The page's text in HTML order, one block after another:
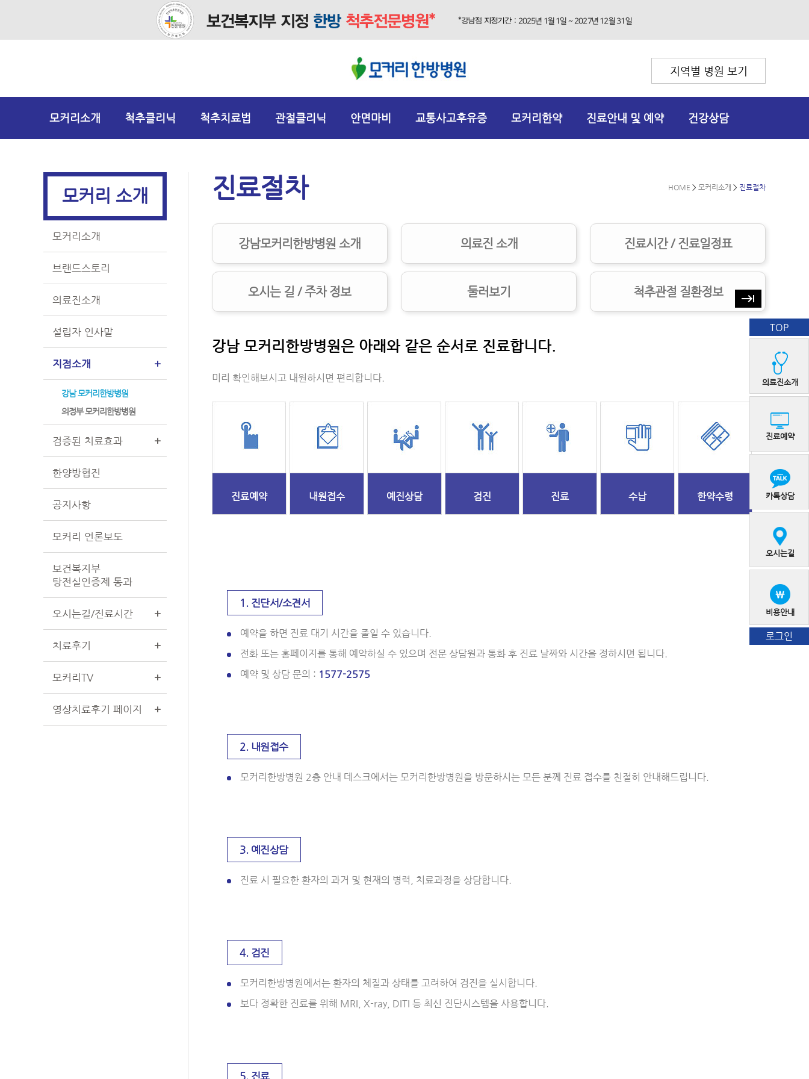
지역별 병원 보기
모커리소개 척추클리닉 척추치료법 관절클리닉 안면마비 교통사고후유증 모커리한약 진료안내 및 예약 건강상담
keyboard_tab
TOP
의료진소개
진료예약
카톡상담
오시는길
비용안내
로그인
모커리 소개
모커리소개
브랜드스토리
의료진소개
설립자 인사말
지점소개 +
강남 모커리한방병원
의정부 모커리한방병원
검증된 치료효과 +
한양방협진
공지사항
모커리 언론보도
보건복지부
탕전실인증제 통과
오시는길/진료시간 +
치료후기 +
모커리TV +
영상치료후기 페이지 +
진료절차 HOME > 모커리소개 > 진료절차
강남모커리한방병원 소개 의료진 소개 진료시간 / 진료일정표
오시는 길 / 주차 정보 둘러보기 척추관절 질환정보
강남 모커리한방병원은 아래와 같은 순서로 진료합니다.
미리 확인해보시고 내원하시면 편리합니다.
진료예약 내원접수 예진상담 검진 진료 수납 한약수령
1. 진단서/소견서
예약을 하면 진료 대기 시간을 줄일 수 있습니다.
전화 또는 홈페이지를 통해 예약하실 수 있으며 전문 상담원과 통화 후 진료 날짜와 시간을 정하시면 됩니다.
예약 및 상담 문의 : 1577-2575
2. 내원접수
모커리한방병원 2층 안내 데스크에서는 모커리한방병원을 방문하시는 모든 분께 진료 접수를 친절히 안내해드립니다.
3. 예진상담
진료 시 필요한 환자의 과거 및 현재의 병력, 치료과정을 상담합니다.
4. 검진
모커리한방병원에서는 환자의 체질과 상태를 고려하여 검진을 실시합니다.
보다 정확한 진료를 위해 MRI, X-ray, DITI 등 최신 진단시스템을 사용합니다.
5. 진료